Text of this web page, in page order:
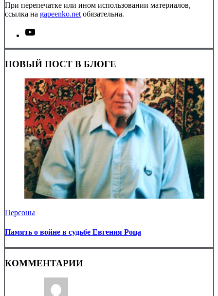
При перепечатке или ином использовании материалов,
ссылка на gapeenko.net обязательна.
НОВЫЙ ПОСТ В БЛОГЕ
Персоны
Память о войне в судьбе Евгения Роца
КОММЕНТАРИИ